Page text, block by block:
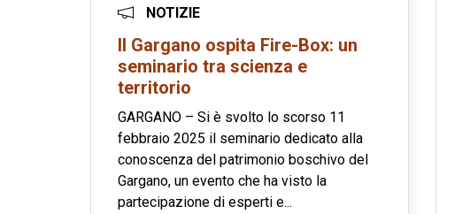
NOTIZIE
Il Gargano ospita Fire-Box: un
seminario tra scienza e
territorio
GARGANO – Si è svolto lo scorso 11
febbraio 2025 il seminario dedicato alla
conoscenza del patrimonio boschivo del
Gargano, un evento che ha visto la
partecipazione di esperti e...